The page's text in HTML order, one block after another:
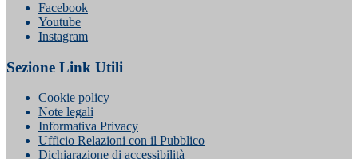
Facebook
Youtube
Instagram
Sezione Link Utili
Cookie policy
Note legali
Informativa Privacy
Ufficio Relazioni con il Pubblico
Dichiarazione di accessibilità